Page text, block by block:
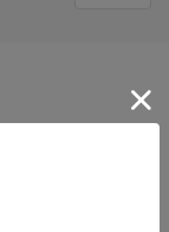
接続時 10Hz～